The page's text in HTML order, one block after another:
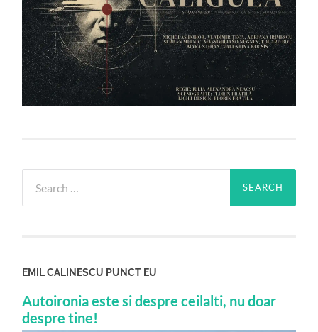
for:
EMIL CALINESCU PUNCT EU
Autoironia este si despre ceilalti, nu doar
despre tine!